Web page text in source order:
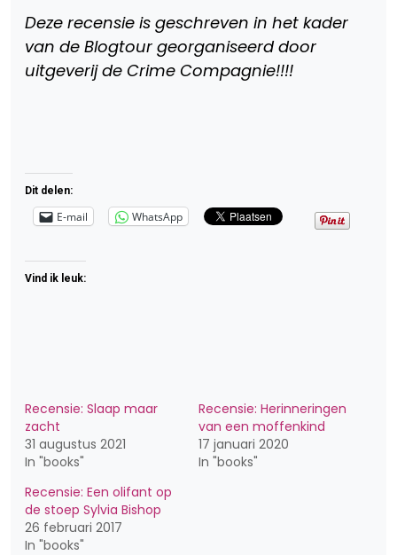
Deze recensie is geschreven in het kader
van de Blogtour georganiseerd door
uitgeverij de Crime Compagnie!!!!
Dit delen:
E-mail WhatsApp
Vind ik leuk:
Recensie: Slaap maar
zacht
31 augustus 2021
In "books"
Recensie: Herinneringen
van een moffenkind
17 januari 2020
In "books"
Recensie: Een olifant op
de stoep Sylvia Bishop
26 februari 2017
In "books"